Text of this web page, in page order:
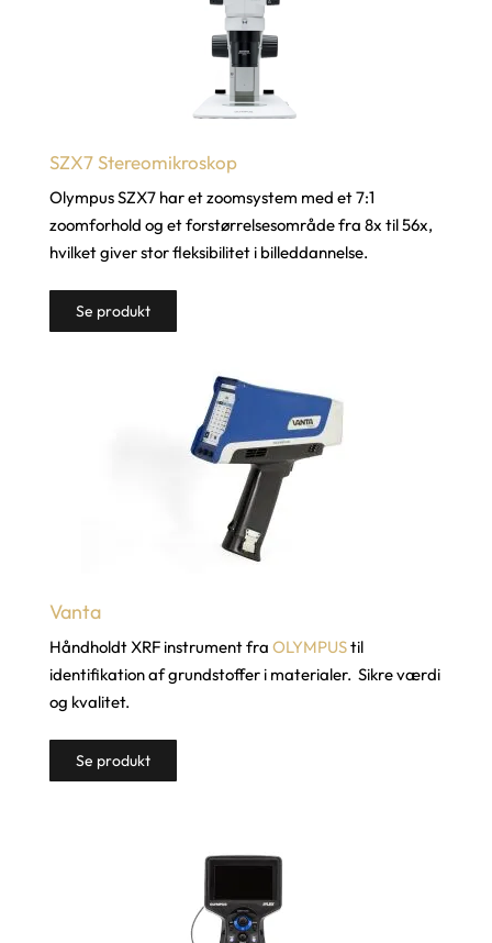
SZX7 Stereomikroskop
Olympus SZX7 har et zoomsystem med et 7:1
zoomforhold og et forstørrelsesområde fra 8x til 56x,
hvilket giver stor fleksibilitet i billeddannelse.
Se produkt
Vanta
Håndholdt XRF instrument fra OLYMPUStil
identifikation af grundstoffer i materialer. Sikre værdi
og kvalitet.
Se produkt